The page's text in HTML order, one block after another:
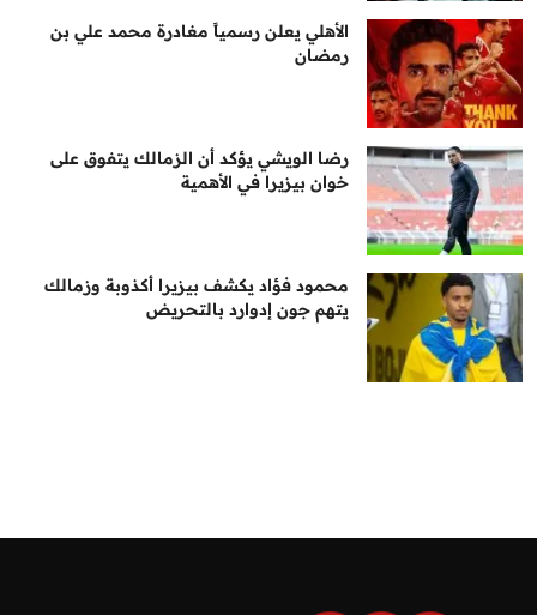
الأهلي يعلن رسمياً مغادرة محمد علي بن
رمضان
رضا الويشي يؤكد أن الزمالك يتفوق على
خوان بيزيرا في الأهمية
محمود فؤاد يكشف بيزيرا أكذوبة وزمالك
يتهم جون إدوارد بالتحريض